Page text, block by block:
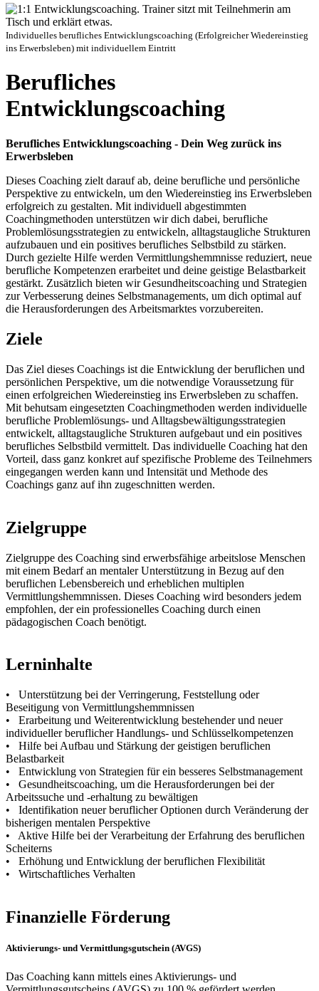
Individuelles berufliches Entwicklungscoaching (Erfolgreicher Wiedereinstieg
ins Erwerbsleben) mit individuellem Eintritt
Berufliches
Entwicklungscoaching
Berufliches Entwicklungscoaching - Dein Weg zurück ins
Erwerbsleben
Dieses Coaching zielt darauf ab, deine berufliche und persönliche
Perspektive zu entwickeln, um den Wiedereinstieg ins Erwerbsleben
erfolgreich zu gestalten. Mit individuell abgestimmten
Coachingmethoden unterstützen wir dich dabei, berufliche
Problemlösungsstrategien zu entwickeln, alltagstaugliche Strukturen
aufzubauen und ein positives berufliches Selbstbild zu stärken.
Durch gezielte Hilfe werden Vermittlungshemmnisse reduziert, neue
berufliche Kompetenzen erarbeitet und deine geistige Belastbarkeit
gestärkt. Zusätzlich bieten wir Gesundheitscoaching und Strategien
zur Verbesserung deines Selbstmanagements, um dich optimal auf
die Herausforderungen des Arbeitsmarktes vorzubereiten.
Ziele
Das Ziel dieses Coachings ist die Entwicklung der beruflichen und
persönlichen Perspektive, um die notwendige Voraussetzung für
einen erfolgreichen Wiedereinstieg ins Erwerbsleben zu schaffen.
Mit behutsam eingesetzten Coachingmethoden werden individuelle
berufliche Problemlösungs- und Alltagsbewältigungsstrategien
entwickelt, alltagstaugliche Strukturen aufgebaut und ein positives
berufliches Selbstbild vermittelt. Das individuelle Coaching hat den
Vorteil, dass ganz konkret auf spezifische Probleme des Teilnehmers
eingegangen werden kann und Intensität und Methode des
Coachings ganz auf ihn zugeschnitten werden.
Zielgruppe
Zielgruppe des Coaching sind erwerbsfähige arbeitslose Menschen
mit einem Bedarf an mentaler Unterstützung in Bezug auf den
beruflichen Lebensbereich und erheblichen multiplen
Vermittlungshemmnissen. Dieses Coaching wird besonders jedem
empfohlen, der ein professionelles Coaching durch einen
pädagogischen Coach benötigt.
Lerninhalte
• Unterstützung bei der Verringerung, Feststellung oder
Beseitigung von Vermittlungshemmnissen
• Erarbeitung und Weiterentwicklung bestehender und neuer
individueller beruflicher Handlungs- und Schlüsselkompetenzen
• Hilfe bei Aufbau und Stärkung der geistigen beruflichen
Belastbarkeit
• Entwicklung von Strategien für ein besseres Selbstmanagement
• Gesundheitscoaching, um die Herausforderungen bei der
Arbeitssuche und -erhaltung zu bewältigen
• Identifikation neuer beruflicher Optionen durch Veränderung der
bisherigen mentalen Perspektive
• Aktive Hilfe bei der Verarbeitung der Erfahrung des beruflichen
Scheiterns
• Erhöhung und Entwicklung der beruflichen Flexibilität
• Wirtschaftliches Verhalten
Finanzielle Förderung
Aktivierungs- und Vermittlungsgutschein (AVGS)
Das Coaching kann mittels eines Aktivierungs- und